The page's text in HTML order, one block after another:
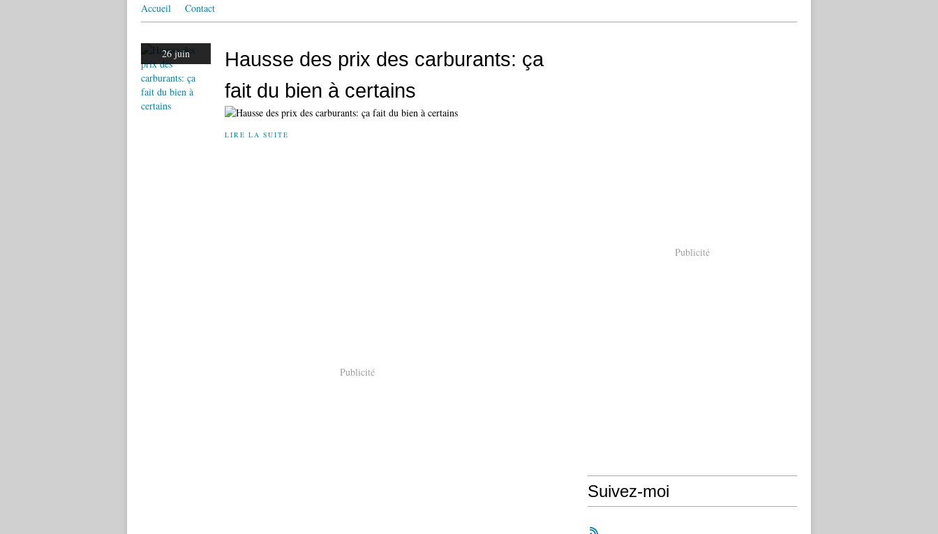
Accueil Contact
26 juin
Hausse des prix des carburants: ça
fait du bien à certains
LIRE LA SUITE
Publicité
Publicité
Suivez-moi